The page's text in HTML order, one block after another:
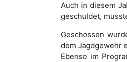
Auch in diesem
geschuldet,
Geschossen
dem Jagdgewehr
Ebenso im